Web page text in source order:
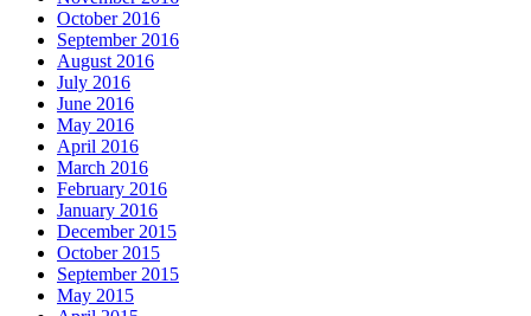
October 2016
September 2016
August 2016
July 2016
June 2016
May 2016
April 2016
March 2016
February 2016
January 2016
December 2015
October 2015
September 2015
May 2015